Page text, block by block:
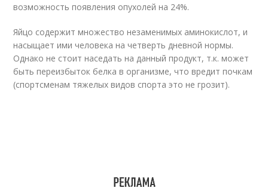
возможность появления опухолей на 24%.
Яйцо содержит множество незаменимых аминокислот, и
насыщает ими человека на четверть дневной нормы.
Однако не стоит наседать на данный продукт, т.к. может
быть переизбыток белка в организме, что вредит почкам
(спортсменам тяжелых видов спорта это не грозит).